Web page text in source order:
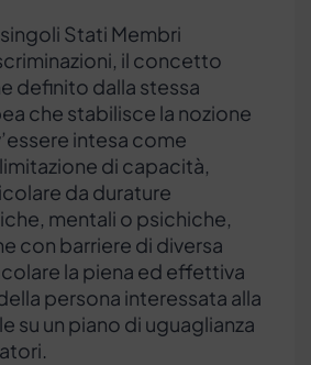
Stati Membri
il concetto
definito dalla stessa
che stabilisce la nozione
intesa come
di capacità,
da durature
mentali o psichiche,
con barriere di diversa
la piena ed effettiva
persona interessata alla
su un piano di uguaglianza